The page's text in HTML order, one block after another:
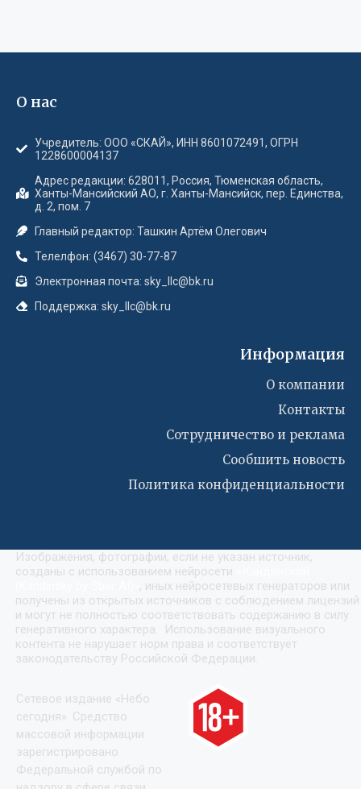
О нас
Учредитель: ООО «СКАЙ», ИНН 8601072491, ОГРН
1228600004137
Адрес редакции: 628011, Россия, Тюменская область,
Ханты-Мансийский АО, г. Ханты-Мансийск, пер. Единства,
д. 2, пом. 7
Главный редактор: Ташкин Артём Олегович
Телелфон: (3467) 30-77-87
Электронная почта: sky_llc@bk.ru
Поддержка: sky_llc@bk.ru
Информация
О компании
Контакты
Сотрудничество и реклама
Сообшить новость
Политика конфиденциальности
Изображения, фотографии, если не указан источник,
созданы с использованием нейросети
, иных нейросетевых генераторов или
получены из открытых источников с соблюдением лицензий
и могут не полностью соответствовать содержанию в силу
генеративного характера. Использование визуального
контента не нарушает норм права и соответствует
законодательству Российской Федерации.
Сетевое издание «Небо
сегодня». Средство
массовой информации
зарегистрировано
Федеральной службой по